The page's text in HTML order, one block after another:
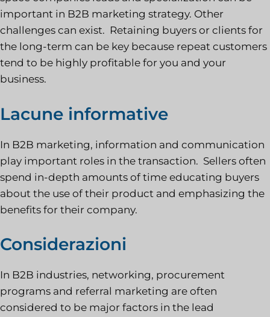
important in B2B marketing strategy. Other
challenges can exist. Retaining buyers or clients for
the long-term can be key because repeat customers
tend to be highly profitable for you and your
business.
Lacune informative
In B2B marketing, information and communication
play important roles in the transaction. Sellers often
spend in-depth amounts of time educating buyers
about the use of their product and emphasizing the
benefits for their company.
Considerazioni
In B2B industries, networking, procurement
programs and referral marketing are often
considered to be major factors in the lead